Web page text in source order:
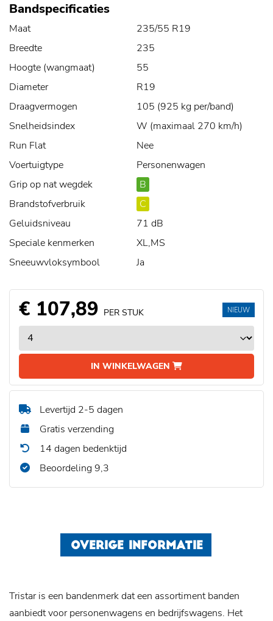
Bandspecificaties
Maat
235/55 R19
Breedte
235
Hoogte (wangmaat)
55
Diameter
R19
Draagvermogen
105 (925 kg per/band)
Snelheidsindex
W (maximaal 270 km/h)
Run Flat
Nee
Voertuigtype
Personenwagen
Grip op nat wegdek
B
Brandstofverbruik
C
Geluidsniveau
71 dB
Speciale kenmerken
XL,MS
Sneeuwvloksymbool
Ja
€ 107,89 PER STUK
IN WINKELWAGEN
NIEUW
Levertijd 2-5 dagen
Gratis verzending
14 dagen bedenktijd
Beoordeling 9,3
OVERIGE INFORMATIE
Tristar is een bandenmerk dat een assortiment banden
aanbiedt voor personenwagens en bedrijfswagens. Het